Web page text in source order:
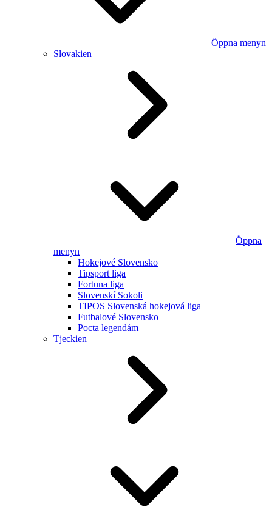
Öppna menyn
Slovakien
Öppna
menyn
Hokejové Slovensko
Tipsport liga
Fortuna liga
Slovenskí Sokoli
TIPOS Slovenská hokejová liga
Futbalové Slovensko
Pocta legendám
Tjeckien